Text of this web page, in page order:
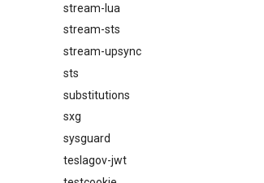
stream-lua
stream-sts
stream-upsync
sts
substitutions
sxg
sysguard
teslagov-jwt